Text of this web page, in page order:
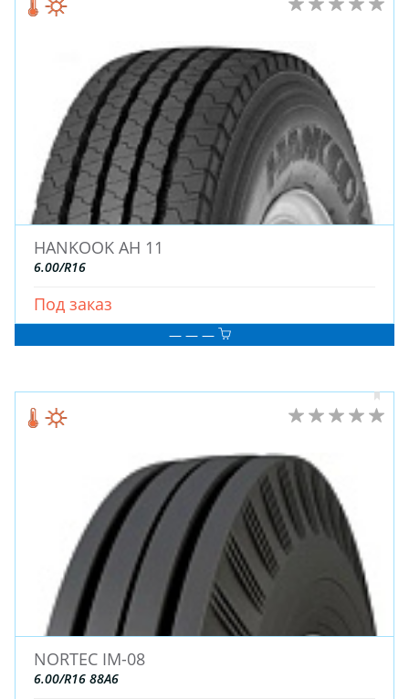
АККУМУЛЯТОРЫ
HANKOOK AH 11
6.00/R16
Под заказ
— — —
NORTEC IM-08
6.00/R16 88А6